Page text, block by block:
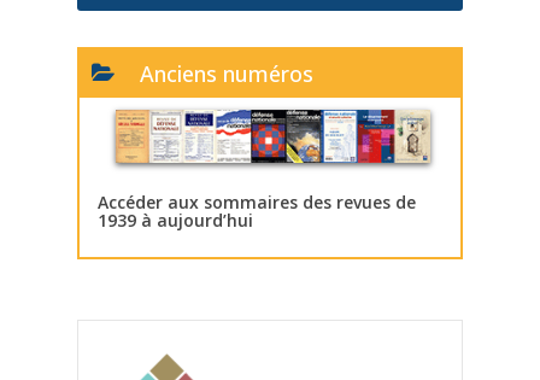
Anciens numéros
Accéder aux sommaires des revues de
1939 à aujourd’hui